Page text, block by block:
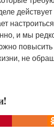
и мы
не